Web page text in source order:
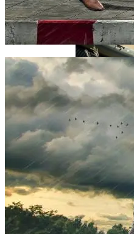
Военные
Экономику?
Индия Не
Стало
Погибло С